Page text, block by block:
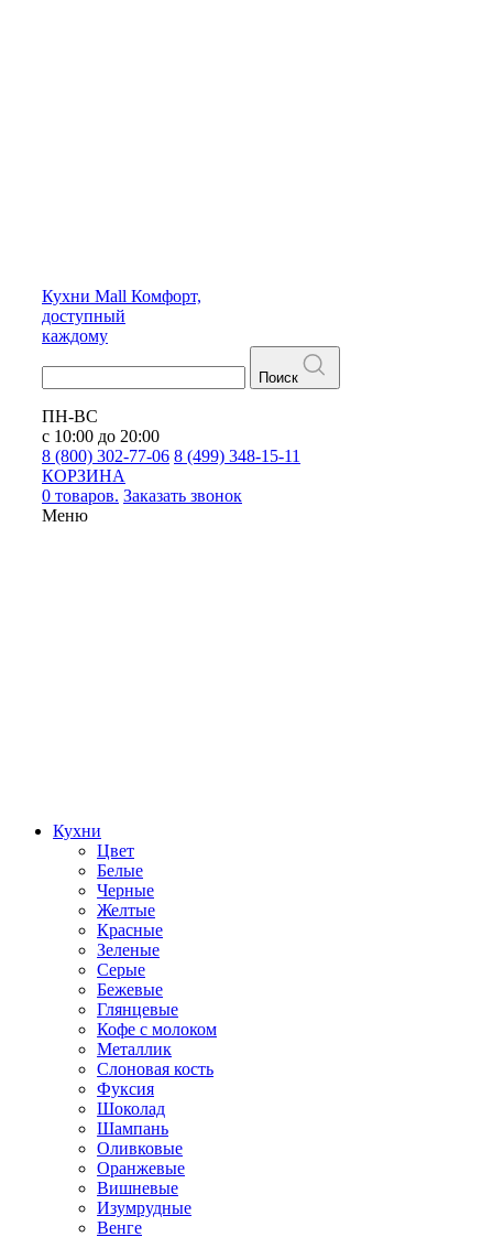
Кухни Mall Комфорт,
доступный
каждому
Поиск
ПН-ВС
с 10:00 до 20:00
8 (800) 302-77-06 8 (499) 348-15-11
КОРЗИНА
0 товаров. Заказать звонок
Меню
Кухни
Цвет
Белые
Черные
Желтые
Красные
Зеленые
Серые
Бежевые
Глянцевые
Кофе с молоком
Металлик
Слоновая кость
Фуксия
Шоколад
Шампань
Оливковые
Оранжевые
Вишневые
Изумрудные
Венге